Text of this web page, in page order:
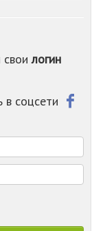
-
-
своилогин
в соцсети